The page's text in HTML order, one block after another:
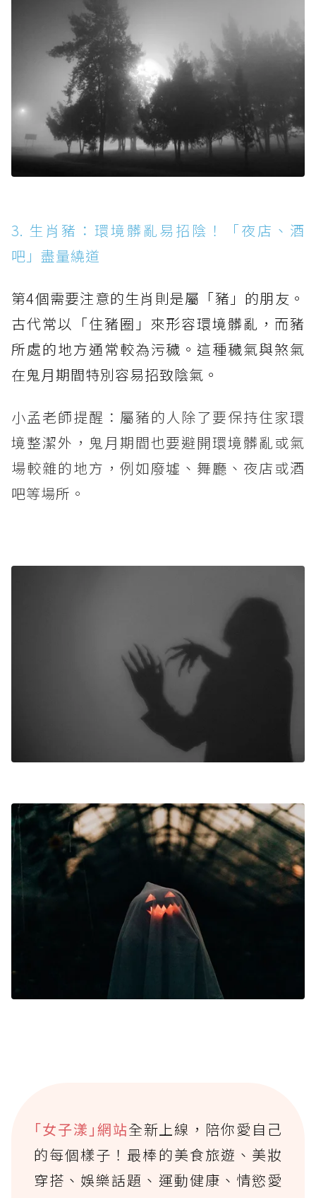
3. 生肖豬：環境髒亂易招陰！「夜店、酒
吧」盡量繞道
第4個需要注意的生肖則是屬「豬」的朋友。
古代常以「住豬圈」來形容環境髒亂，而豬
所處的地方通常較為污穢。這種穢氣與煞氣
在鬼月期間特別容易招致陰氣。
小孟老師提醒：屬豬的人除了要保持住家環
境整潔外，鬼月期間也要避開環境髒亂或氣
場較雜的地方，例如廢墟、舞廳、夜店或酒
吧等場所。
｢女子漾｣網站全新上線，陪你愛自己
的每個樣子！最棒的美食旅遊、美妝
穿搭、娛樂話題、運動健康、情慾愛